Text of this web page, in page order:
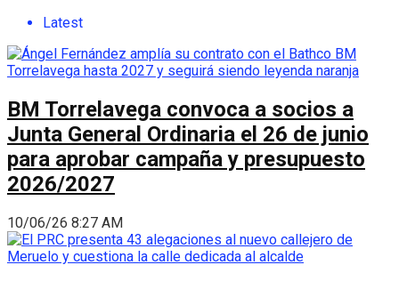
Latest
BM Torrelavega convoca a socios a
Junta General Ordinaria el 26 de junio
para aprobar campaña y presupuesto
2026/2027
10/06/26 8:27 AM